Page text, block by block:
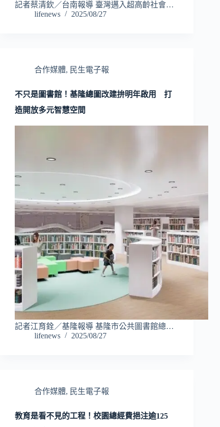
記者蔡清欽／台南報導 臺灣邁入超高齡社會…
lifenews
2025/08/27
合作媒體, 民生電子報
不只是圖書館！基隆總圖改建拚明年啟用 打
造開放多元智慧空間
記者江育銓／基隆報導 基隆市公共圖書館總…
lifenews
2025/08/27
合作媒體, 民生電子報
教育是看不見的工程！校園總經費挹注逾125